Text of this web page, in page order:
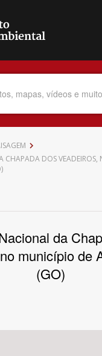
CHAPADA DOS VEADEIROS,
da
município de
(GO)